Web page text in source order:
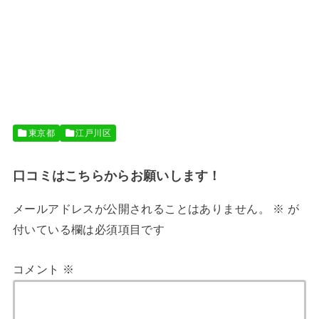
東京都 江戸川区
口コミはこちらからお願いします！
メールアドレスが公開されることはありません。 ※ が
付いている欄は必須項目です
コメント ※